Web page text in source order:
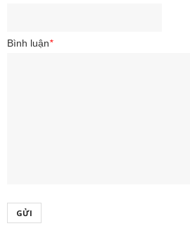
Bình luận*
GỬI